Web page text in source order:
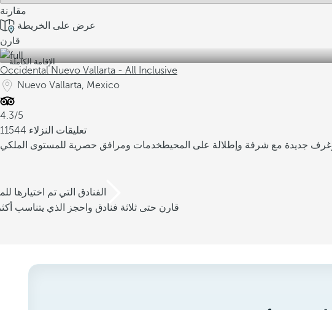
مقارنة
عرض على الخريطة
قارن
الإقامة الكاملة
Occidental Nuevo Vallarta - All Inclusive
Nuevo Vallarta, Mexico
4.3/5
11544 تعليقات النزلاء
غرف جديدة مع شرفة وإطلالة على المحيطخدمات ومرافق حصرية للمستوى الملكي
/3 الفنادق التي تم اختيارها
قارن حتى ثلاثة فنادق واحجز الذي يتناسب